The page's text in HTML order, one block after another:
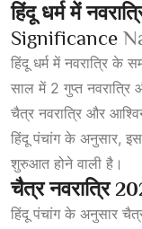
हिंदू धर्म में
Significance
हिंदू धर्म में नवरात्रि के
साल में 2 गुप्त नवरात्रि
चैत्र नवरात्रि और
हिंदू पंचांग के अनुसार,
शुरुआत होने वाली है।
चैत्र नवरात्रि
हिंदू पंचांग के अनुसार